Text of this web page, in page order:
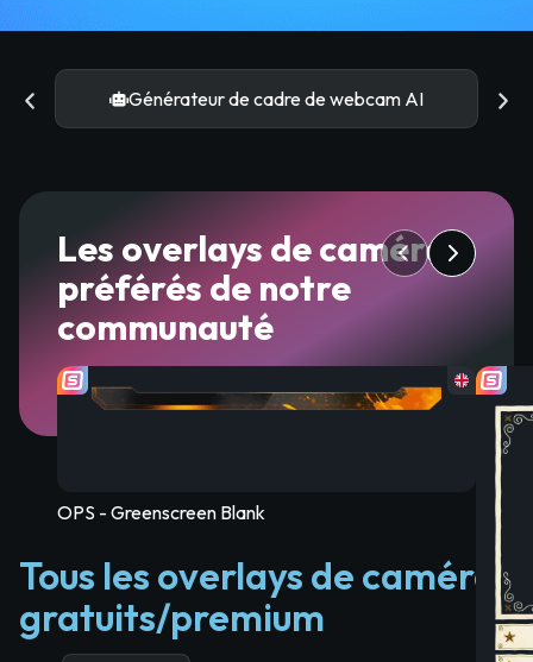
Générateur de cadre de webcam AI
Les overlays de caméra
préférés de notre
communauté
OPS - Greenscreen Blank
Tous les overlays de caméra
gratuits/premium